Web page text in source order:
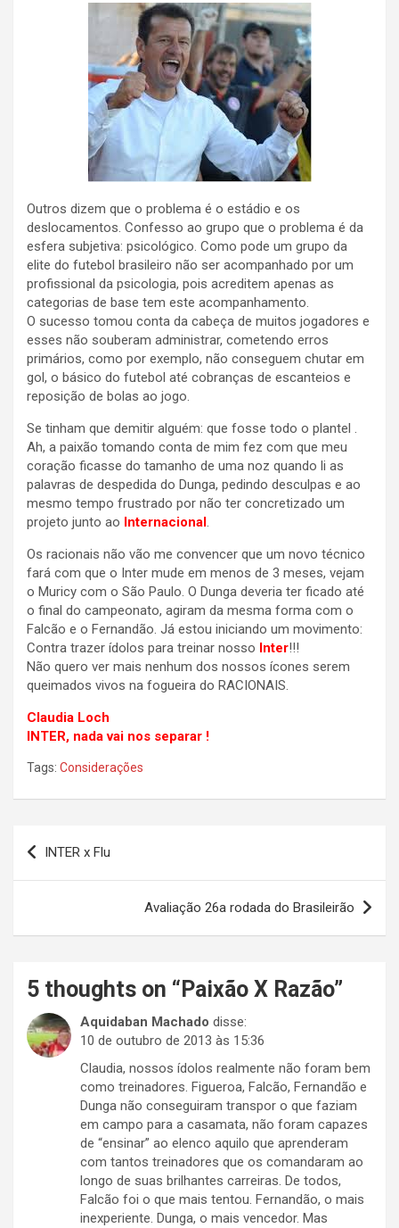
Outros dizem que o problema é o estádio e os
deslocamentos. Confesso ao grupo que o problema é da
esfera subjetiva: psicológico. Como pode um grupo da
elite do futebol brasileiro não ser acompanhado por um
profissional da psicologia, pois acreditem apenas as
categorias de base tem este acompanhamento.
O sucesso tomou conta da cabeça de muitos jogadores e
esses não souberam administrar, cometendo erros
primários, como por exemplo, não conseguem chutar em
gol, o básico do futebol até cobranças de escanteios e
reposição de bolas ao jogo.
Se tinham que demitir alguém: que fosse todo o plantel .
Ah, a paixão tomando conta de mim fez com que meu
coração ficasse do tamanho de uma noz quando li as
palavras de despedida do Dunga, pedindo desculpas e ao
mesmo tempo frustrado por não ter concretizado um
projeto junto ao Internacional.
Os racionais não vão me convencer que um novo técnico
fará com que o Inter mude em menos de 3 meses, vejam
o Muricy com o São Paulo. O Dunga deveria ter ficado até
o final do campeonato, agiram da mesma forma com o
Falcão e o Fernandão. Já estou iniciando um movimento:
Contra trazer ídolos para treinar nosso Inter!!!
Não quero ver mais nenhum dos nossos ícones serem
queimados vivos na fogueira do RACIONAIS.
Claudia Loch
INTER, nada vai nos separar !
Tags: Considerações
Navegação
de
INTER x Flu
Avaliação 26a rodada do Brasileirão
5 thoughts on “ Paixão X Razão”
Aquidaban Machado disse:
10 de outubro de 2013 às 15:36
Claudia, nossos ídolos realmente não foram bem
como treinadores. Figueroa, Falcão, Fernandão e
Dunga não conseguiram transpor o que faziam
em campo para a casamata, não foram capazes
de “ensinar” ao elenco aquilo que aprenderam
com tantos treinadores que os comandaram ao
longo de suas brilhantes carreiras. De todos,
Falcão foi o que mais tentou. Fernandão, o mais
inexperiente. Dunga, o mais vencedor. Mas